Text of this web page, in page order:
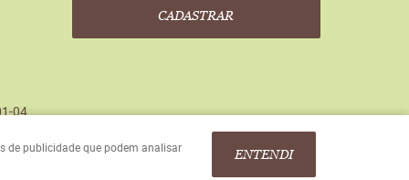
CADASTRAR
04
de publicidade que podem analisar
ENTENDI